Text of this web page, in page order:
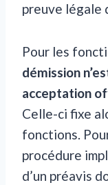
preuve légale
Pour les
démission
acceptation
Celle-ci fixe
fonctions.
procédure
d’un préavis